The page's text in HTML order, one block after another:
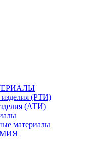
изделия (РТИ)
(АТИ)
материалы